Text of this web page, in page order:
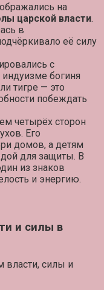
на
царской власти.
в
её силу
с
индуизме богиня
тигре — это
побеждать
четырёх сторон
Его
домов, а детям
для защиты. В
из знаков
и энергию.
и силы в
власти, силы и